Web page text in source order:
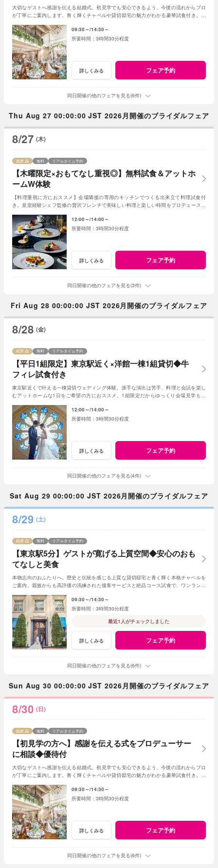
大切なゲストへ感謝を伝える結婚式。初見学でも安心できるよう、今後の流れからプロ
が丁寧にご案内します。青く輝くチャペルや貸切邸宅の魅力がわかる豪華試食付き。お
09:30～ 14:30～
3時間30分程度
詳しくみる フェア予約
同日開催の他のフェアを見る(6件)
Thu Aug 27 00:00:00 JST 2026月開催のブライダルフェア
8/27 (木)
【木曜限定×おもてなし重視◎】無料試食＆アットホ
ームW体験
残席 無料 リアルタイム予約
【料理重視に方におススメ】会場隣接の専用のキッチンでつくる出来立て料理試食付
き。皇室経験シェフ監修の贅沢フレンチで美味しい料理と楽しい時間をプロデュース！
12:00～ 14:00～
3時間30分程度
詳しくみる フェア予約
同日開催の他のフェアを見る(3件)
Fri Aug 28 00:00:00 JST 2026月開催のブライダルフェア
8/28 (金)
【平日1組限定】東京駅近く×洋館一棟1組貸切◆牛
フィレ試食付き
残席 無料 リアルタイム予約
東京駅近くで叶える一棟貸切ウェディング体験。派手な演出は苦手、料理と会話を楽し
むアットホームな1日をご希望の方におススメ。1組限定だからゆっくり会場見学も可
12:00～ 14:00～
3時間30分程度
詳しくみる フェア予約
同日開催の他のフェアを見る(4件)
Sat Aug 29 00:00:00 JST 2026月開催のブライダルフェア
8/29 (土)
【東京駅5分】ゲストが寛げる上質空間◆安心のおも
てなしと美食
残席 無料 リアルタイム予約
本物志向のおふたりへ。歴史と伝統を感じる上質な貸切邸宅と青く輝く本格チャペルを
ご案内。親族からも高評価の洗練された接客サービスと絶品コース試食で、ワンランク
09:30～ 14:30～
3時間30分程度
最近1人がチェックしました
詳しくみる フェア予約
同日開催の他のフェアを見る(6件)
Sun Aug 30 00:00:00 JST 2026月開催のブライダルフェア
8/30 (日)
【初見学の方へ】感謝を伝える式をプロデューサー
に相談◆優待付
残席 無料 リアルタイム予約
大切なゲストへ感謝を伝える結婚式。初見学でも安心できるよう、今後の流れからプロ
が丁寧にご案内します。青く輝くチャペルや貸切邸宅の魅力がわかる豪華試食付き。お
09:30～ 14:30～
3時間30分程度
詳しくみる フェア予約
同日開催の他のフェアを見る(6件)